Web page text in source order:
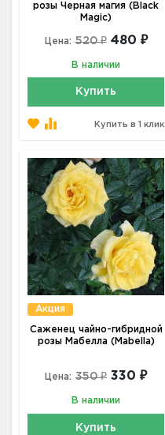
розы Черная магия (Black
Magic)
Цена: 520 ₽ 480 ₽
В наличии
Купить
Купить в 1 клик
Акция
Саженец чайно-гибридной
розы Мабелла (Mabella)
Цена: 350 ₽ 330 ₽
В наличии
Купить